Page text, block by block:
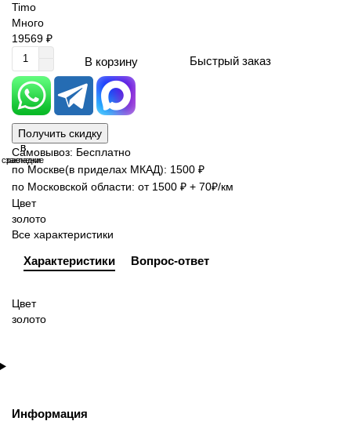
Timo
Много
19569 ₽
В корзину Быстрый заказ
Получить скидку
В
закладки
В
сравнение
Самовывоз: Бесплатно
по Москве(в приделах МКАД): 1500 ₽
по Московской области: от 1500 ₽ + 70₽/км
Цвет
золото
Все характеристики
Характеристики Вопрос-ответ
Цвет
золото
Информация